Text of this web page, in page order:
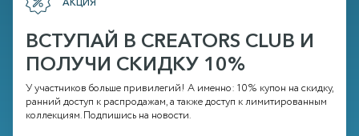
ВСТУПАЙ В CREATORS CLUB И
ПОЛУЧИ СКИДКУ 10%
У участников больше привилегий! А именно: 10% купон на скидку,
ранний доступ к распродажам, а также доступ к лимитированным
коллекциям. Подпишись на новости.